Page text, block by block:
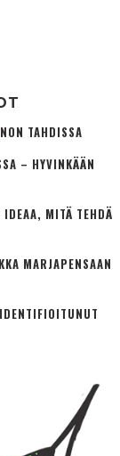
TAHDISSA
– HYVINKÄÄN
MITÄ TEHDÄ
MARJAPENSAAN